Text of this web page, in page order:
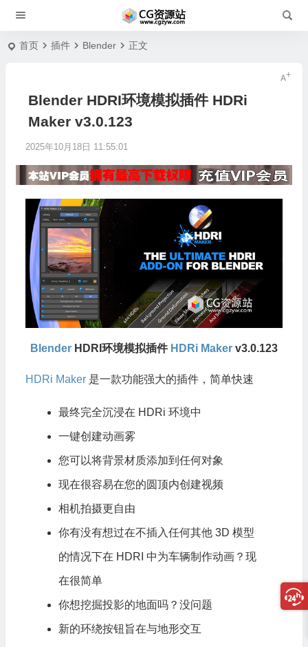
首页 插件 Blender 正文
Blender HDRI环境模拟插件 HDRi
Maker v3.0.123
2025年10月18日 11:55:01
BlenderHDRI环境模拟插件 HDRi Makerv3.0.123
HDRi Maker是一款功能强大的插件，简单快速
最终完全沉浸在 HDRi 环境中
一键创建动画雾
您可以将背景材质添加到任何对象
现在很容易在您的圆顶内创建视频
相机拍摄更自由
你有没有想过在不插入任何其他 3D 模型
的情况下在 HDRI 中为车辆制作动画？现
在很简单
你想挖掘投影的地面吗？没问题
新的环绕按钮旨在与地形交互